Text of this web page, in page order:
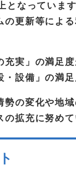
となっていま
更新等によ
実」の満足
設備」の満
の変化や地
拡充に努めて